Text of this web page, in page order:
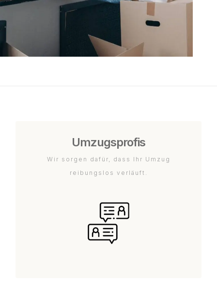
Umzugsprofis
Wir sorgen dafür, dass Ihr Umzug
reibungslos verläuft.